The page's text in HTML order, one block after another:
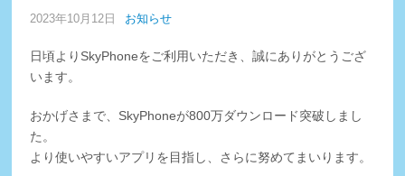
2023年10月12日 お知らせ
日頃よりSkyPhoneをご利用いただき、誠にありがとうござ
います。
おかげさまで、SkyPhoneが800万ダウンロード突破しまし
た。
より使いやすいアプリを目指し、さらに努めてまいります。